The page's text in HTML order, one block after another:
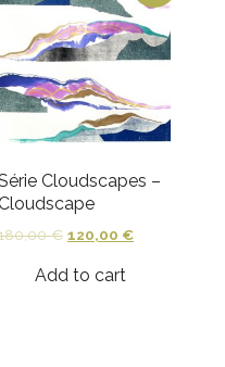
Cloudscapes –
€ 120,00 €
Add to cart